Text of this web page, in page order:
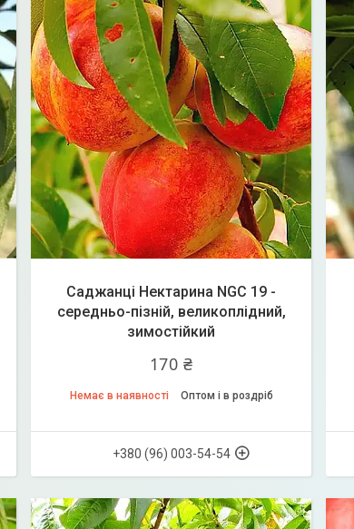
Саджанці Нектарина NGC 19 -
середньо-пізній, великоплідний,
зимостійкий
170 ₴
Немає в наявності Оптом і в роздріб
+380 (96) 003-54-54